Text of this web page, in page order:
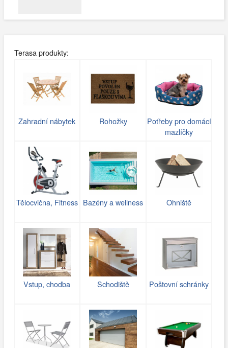
Terasa produkty:
Zahradní nábytek Rohožky
Potřeby pro domácí
mazlíčky
Tělocvična, Fitness Bazény a wellness Ohniště
Vstup, chodba Schodiště Poštovní schránky